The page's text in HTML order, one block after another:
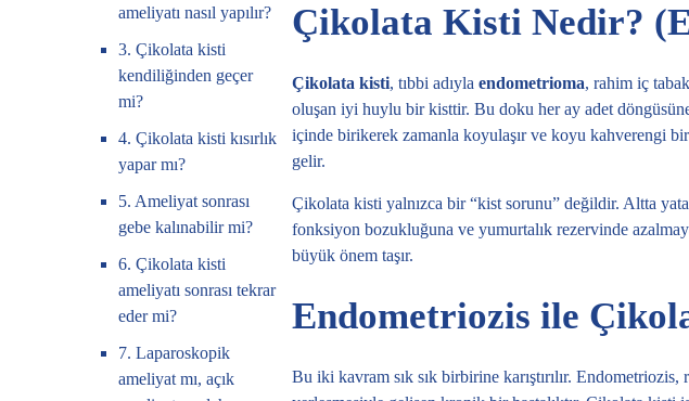
ameliyatı nasıl yapılır?
3. Çikolata kisti
kendiliğinden geçer
mi?
4. Çikolata kisti kısırlık
yapar mı?
5. Ameliyat sonrası
gebe kalınabilir mi?
6. Çikolata kisti
ameliyatı sonrası tekrar
eder mi?
7. Laparoskopik
ameliyat mı, açık
Çikolata Kisti Nedir?
Çikolata kisti, tıbbi adıyla endometrioma, rahim iç
oluşan iyi huylu bir kisttir. Bu doku her ay adet döngüsüne
içinde birikerek zamanla koyulaşır ve koyu kahverengi
gelir.
Çikolata kisti yalnızca bir “kist sorunu” değildir. Altta
fonksiyon bozukluğuna ve yumurtalık rezervinde
büyük önem taşır.
Endometriozis ile
Bu iki kavram sık sık birbirine karıştırılır.